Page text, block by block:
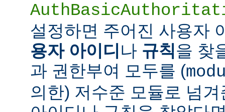
설정하면 주어진 사용자
용자 아이디 나 규칙을 찾
과 권한부여 모두를 (
의한) 저수준 모듈로 넘